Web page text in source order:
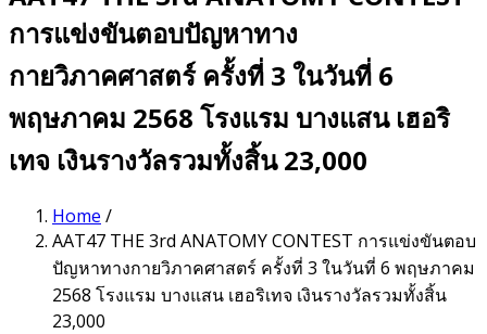
การแข่งขันตอบปัญหาทาง
กายวิภาคศาสตร์ ครั้งที่ 3 ในวันที่ 6
พฤษภาคม 2568 โรงแรม บางแสน เฮอริ
เทจ เงินรางวัลรวมทั้งสิ้น 23,000
Home /
AAT47 THE 3rd ANATOMY CONTEST การแข่งขันตอบ
ปัญหาทางกายวิภาคศาสตร์ ครั้งที่ 3 ในวันที่ 6 พฤษภาคม
2568 โรงแรม บางแสน เฮอริเทจ เงินรางวัลรวมทั้งสิ้น
23,000